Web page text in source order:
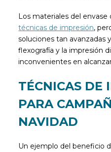
Los materiales del
técnicas de impresión,
soluciones tan avanzadas
flexografía y la impresión
inconvenientes en
TÉCNICAS DE
PARA
NAVIDAD
Un ejemplo del beneficio